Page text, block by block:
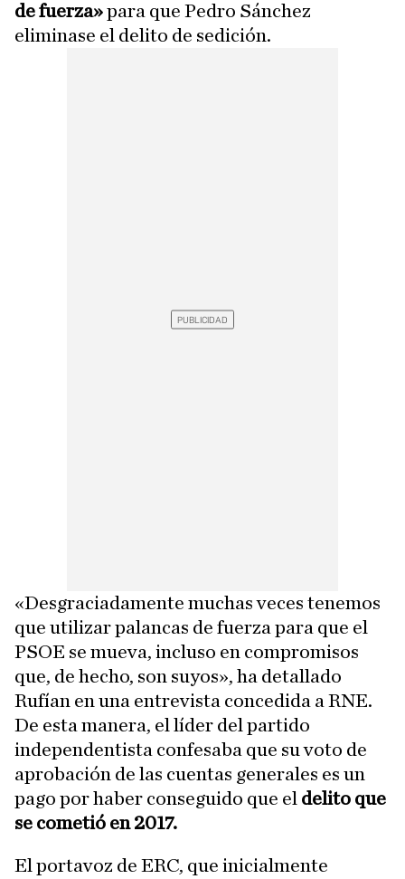
de fuerza»para que Pedro Sánchez
eliminase el delito de sedición.
«Desgraciadamente muchas veces tenemos
que utilizar palancas de fuerza para que el
PSOE se mueva, incluso en compromisos
que, de hecho, son suyos», ha detallado
Rufían en una entrevista concedida a RNE.
De esta manera, el líder del partido
independentista confesaba que su voto de
aprobación de las cuentas generales es un
pago por haber conseguido que el delito que
se cometió en 2017.
El portavoz de ERC, que inicialmente